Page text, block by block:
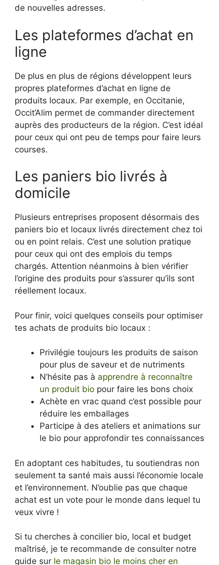
de nouvelles adresses.
Les plateformes d’achat en
ligne
De plus en plus de régions développent leurs
propres plateformes d’achat en ligne de
produits locaux. Par exemple, en Occitanie,
Occit’Alim permet de commander directement
auprès des producteurs de la région. C’est idéal
pour ceux qui ont peu de temps pour faire leurs
courses.
Les paniers bio livrés à
domicile
Plusieurs entreprises proposent désormais des
paniers bio et locaux livrés directement chez toi
ou en point relais. C’est une solution pratique
pour ceux qui ont des emplois du temps
chargés. Attention néanmoins à bien vérifier
l’origine des produits pour s’assurer qu’ils sont
réellement locaux.
Pour finir, voici quelques conseils pour optimiser
tes achats de produits bio locaux :
Privilégie toujours les produits de saison
pour plus de saveur et de nutriments
N’hésite pas à apprendre à reconnaître
un produit bio pour faire les bons choix
Achète en vrac quand c’est possible pour
réduire les emballages
Participe à des ateliers et animations sur
le bio pour approfondir tes connaissances
En adoptant ces habitudes, tu soutiendras non
seulement ta santé mais aussi l’économie locale
et l’environnement. N’oublie pas que chaque
achat est un vote pour le monde dans lequel tu
veux vivre !
Si tu cherches à concilier bio, local et budget
maîtrisé, je te recommande de consulter notre
guide sur le magasin bio le moins cher en